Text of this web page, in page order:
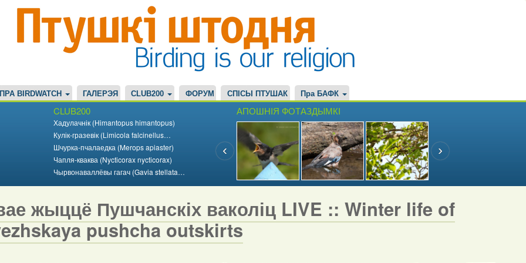
ПРА BIRDWATCH ГАЛЕРЭЯ CLUB200 ФОРУМ СПІСЫ ПТУШАК Пра БАФК
CLUB200
Хадулачнік (Himantopus himantopus)
Кулік-гразевік (Limicola falcinellus…
Шчурка-пчалаедка (Merops apiaster)
Чапля-кваква (Nycticorax nycticorax)
Чырвонаваллёвы гагач (Gavia stellata…
АПОШНІЯ ФОТАЗДЫМКІ
жыццё Пушчанскіх ваколіц LIVE :: Winter life of
pushcha outskirts